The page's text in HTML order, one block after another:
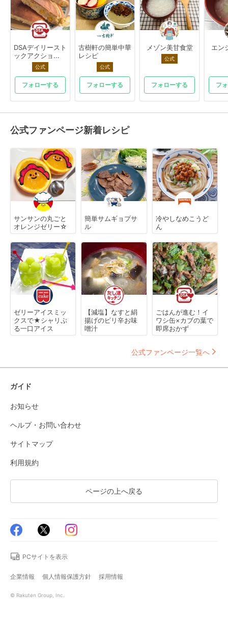
DSAデイリースト
ックアクショ...
公式
フォローする
古樹軒の簡単中華
レシピ
公式
フォローする
メゾン美甘食堂
公式
フォローする
エン
フ
公式ファンページ新着レシピ
サンサンの丸ごと
オレンジゼリー☆
簡単サムギョプサ
ル
冷やしなめこうど
ん
ゼリーアイスミッ
クスで★シャリぷ
る一口アイス
【減塩】なすと絹
揚げのピリ辛お味
噌汁
ごはんが進む！イ
ワシ缶×カブの葉で
即席おかず
公式ファンページ一覧へ
ガイド
お知らせ
ヘルプ・お問い合わせ
サイトマップ
利用規約
ページの上へ戻る
PCサイトを表示
企業情報 個人情報保護方針 採用情報
© Rakuten Group, Inc.